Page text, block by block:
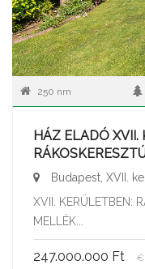
250 nm
HÁZ ELADÓ XVII.
Budapest, XVII.
XVII. KERÜLETBEN:
MELLÉK...
247.000.000 Ft €